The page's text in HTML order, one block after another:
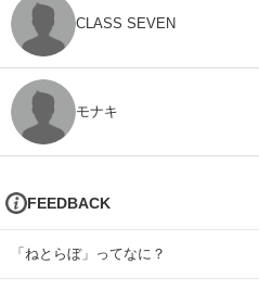
CLASS SEVEN
モナキ
FEEDBACK
「ねとらぼ」ってなに？